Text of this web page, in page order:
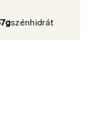
szénhidrát